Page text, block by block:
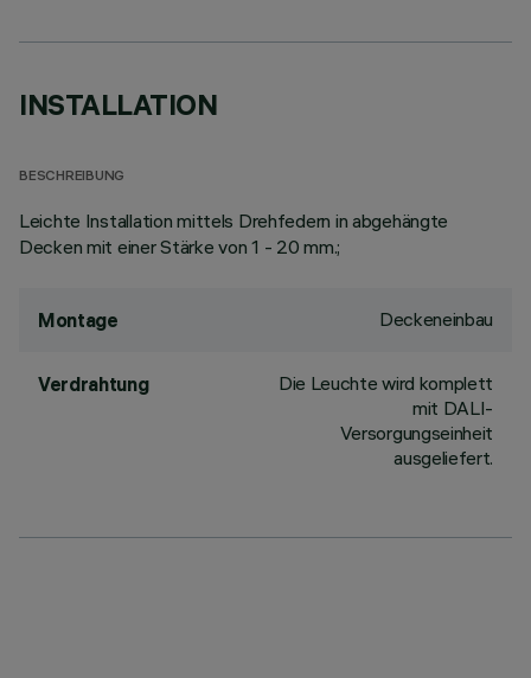
INSTALLATION
BESCHREIBUNG
Leichte Installation mittels Drehfedern in abgehängte
Decken mit einer Stärke von 1 - 20 mm.;
Montage Deckeneinbau
Verdrahtung
Die Leuchte wird komplett
mit DALI-
Versorgungseinheit
ausgeliefert.